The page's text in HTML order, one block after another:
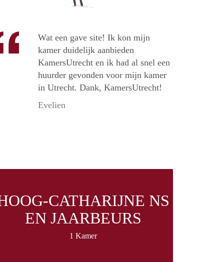
Wat een gave site! Ik kon mijn
kamer duidelijk aanbieden
KamersUtrecht en ik had al snel een
huurder gevonden voor mijn kamer
in Utrecht. Dank, KamersUtrecht!
Evelien
CATHARIJNE NS
EN JAARBEURS
1 Kamer